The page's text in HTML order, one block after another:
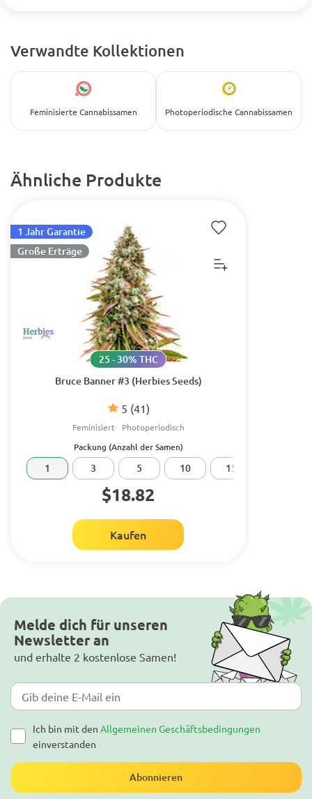
Verwandte Kollektionen
Feminisierte Cannabissamen Photoperiodische Cannabissamen
Ähnliche Produkte
Bruce Banner #3 (Herbies Seeds)
5 (41)
25 - 30% THC
Feminisiert Photoperiodisch
1 Jahr Garantie
Große Erträge
Packung (Anzahl der Samen)
1 3 5 10 15
$18.82
Kaufen
Melde dich für unseren
Newsletter an
und erhalte 2 kostenlose Samen!
Ich bin mit den Allgemeinen Geschäftsbedingungen
einverstanden
Abonnieren